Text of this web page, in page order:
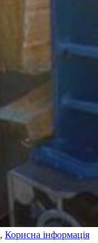
, Корисна інформація